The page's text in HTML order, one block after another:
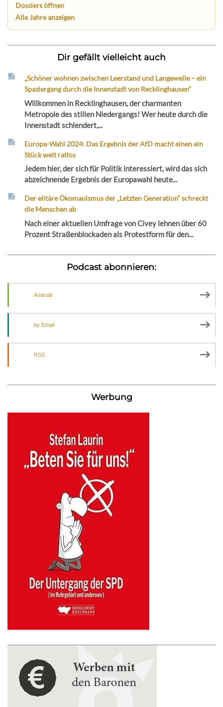
Dossiers öffnen
Alle Jahre anzeigen
Dir gefällt vielleicht auch
„Schöner wohnen zwischen Leerstand und Langeweile – ein
Spaziergang durch die Innenstadt von Recklinghausen“
Willkommen in Recklinghausen, der charmanten
Metropole des stillen Niedergangs! Wer heute durch die
Innenstadt schlendert,...
Europa-Wahl 2024: Das Ergebnis der AfD macht einen ein
Stück weit ratlos
Jedem hier, der sich für Politik interessiert, wird das sich
abzeichnende Ergebnis der Europawahl heute...
Der elitäre Ökomaoismus der „Letzten Generation“ schreckt
die Menschen ab
Nach einer aktuellen Umfrage von Civey lehnen über 60
Prozent Straßenblockaden als Protestform für den...
Podcast abonnieren:
Android
by Email
RSS
Werbung